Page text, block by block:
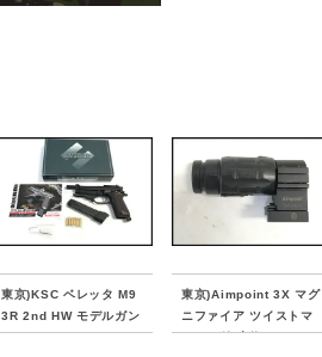
東京)KSC ベレッタ M9
3R 2nd HW モデルガン
東京)Aimpoint 3X マグ
ニファイア ツイストマ
ウント付 実物